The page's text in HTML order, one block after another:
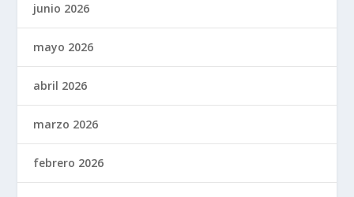
junio 2026
mayo 2026
abril 2026
marzo 2026
febrero 2026